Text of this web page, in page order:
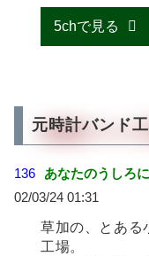
5chで見る
元時計バンド
136
あなたのうしろ
02/03/24 01:31
草加の、とある
工場。